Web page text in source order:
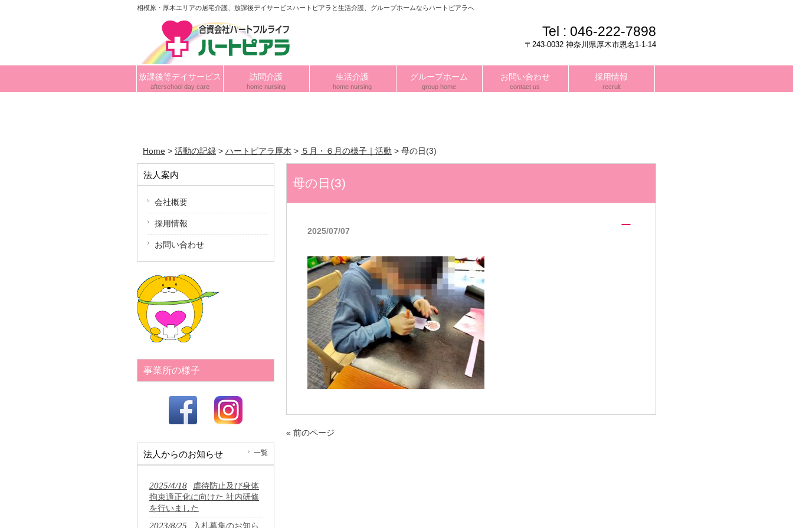
相模原・厚木エリアの居宅介護、放課後デイサービスハートピアラと生活介護、グループホームならハートピアラへ
Tel : 046-222-7898
〒243-0032 神奈川県厚木市恩名1-1-14
放課後等デイサービス
afterschool day care
訪問介護
home nursing
生活介護
home nursing
グループホーム
group home
お問い合わせ
contact us
採用情報
recruit
Home > 活動の記録 > ハートピアラ厚木 > ５月・６月の様子｜活動 > 母の日(3)
母の日(3)
2025/07/07
« 前のページ
法人案内
会社概要
採用情報
お問い合わせ
事業所の様子
法人からのお知らせ 一覧
2025/4/18
虐待防止及び身体
拘束適正化に向けた 社内研修
を行いました
2023/8/25 入札募集のお知ら